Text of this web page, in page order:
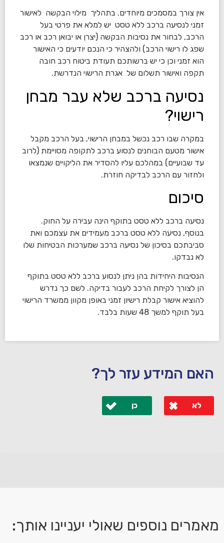
אין צורך במסמכים מיוחדים. בתהליך מילוי הבקשה לאישור
זמני לנסיעה ברכב ללא טסט יש למלא את פרטי בעל
הרכב, לבחור את נסיבות הבקשה (יצרן או יבואן רכב או רכב
שפג לו רישוי הרכב) ולהצהיר כי הנכם יודעים כי האישור
הוא זמני וכן כי יש ברשותכם תעודת ביטוח רכב חובה
תקפה ואישור תשלום של אגרת הרישוי הנדרשת.
נסיעה ברכב שלא עבר מבחן
רישוי?
במקרה שבו רכב נכשל במבחן הרישוי, בעל הרכב מקבל
אישור מטעם הבוחנים לנסוע ברכב לתקופה מסויימת (לרוב
עד שבועיים) במהלכם עליו להסדיר את הליקויים שנמצאו
ולחזור עם הרכב לבדיקה חוזרת.
סיכום
נסיעה ברכב ללא טסט בתוקף הינה עבירה על החוק.
בנוסף, נסיעה ללא טסט ברכב מעמידים את עצמכם ואת
סביבתכם בסיכון של נסיעה ברכב שמערכות הבטיחות שלו
לא נבדקו.
הנסיבות היחידות בהן ניתן לנסוע ברכב ללא טסט בתוקף
הן לצורך לקיחת הרכב לעבור בדיקה. לשם כך נדרש
להוציא אישור קבלת רישיון זמני באופן מקוון ממשרד הרישוי
בעל תוקף למשך 48 שעות בלבד.
האם המידע עזר לך?
לא כן
מאמרים נוספים שאולי יעניינו אותך: